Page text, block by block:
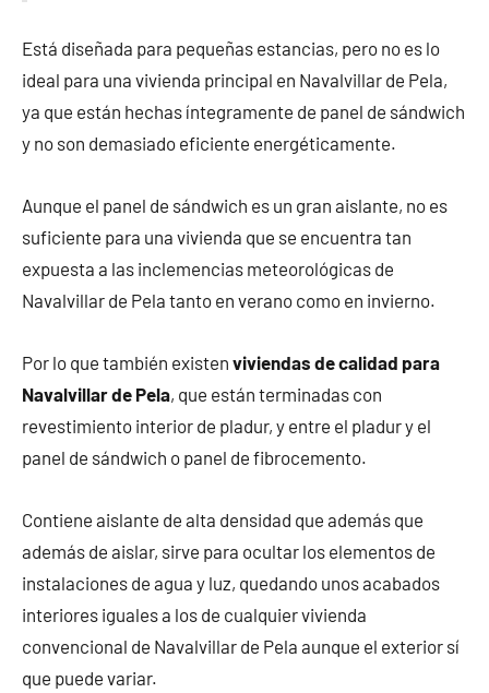
Está diseñada para pequeñas estancias, pero no es lo
ideal para una vivienda principal en Navalvillar de Pela,
ya que están hechas íntegramente de panel de sándwich
y no son demasiado eficiente energéticamente.
Aunque el panel de sándwich es un gran aislante, no es
suficiente para una vivienda que se encuentra tan
expuesta a las inclemencias meteorológicas de
Navalvillar de Pela tanto en verano como en invierno.
Por lo que también existen viviendas de calidad para
Navalvillar de Pela, que están terminadas con
revestimiento interior de pladur, y entre el pladur y el
panel de sándwich o panel de fibrocemento.
Contiene aislante de alta densidad que además que
además de aislar, sirve para ocultar los elementos de
instalaciones de agua y luz, quedando unos acabados
interiores iguales a los de cualquier vivienda
convencional de Navalvillar de Pela aunque el exterior sí
que puede variar.